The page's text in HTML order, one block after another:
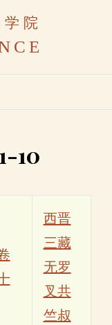
院
10
西晋
三藏
无罗
叉共
竺叔